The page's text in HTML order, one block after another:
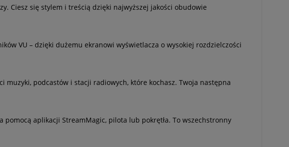
Ciesz się stylem i treścią dzięki najwyższej jakości obudowie
VU – dzięki dużemu ekranowi wyświetlacza o wysokiej rozdzielczości
muzyki, podcastów i stacji radiowych, które kochasz. Twoja następna
aplikacji StreamMagic, pilota lub pokrętła. To wszechstronny